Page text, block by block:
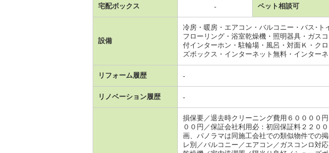
宅配ボックス - ペット相談可
設備
冷房・暖房・エアコン・バルコニー・バス･ト
フローリング・浴室乾燥機・照明器具・ガス
付インターホン・駐輪場・風呂・対面Ｋ・ク
ズボックス・インターネット無料・インター
リフォーム履歴 -
リノベーション履歴 -
損保要／退去時クリーニング費用６０００
００円／保証会社利用必：初回保証料２２０
画、パノラマは同施工会社での類似物件での
レ別／バルコニー／エアコン／ガスコンロ対